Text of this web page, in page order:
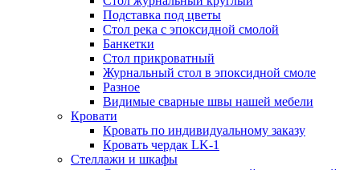
Подставка под цветы
Стол река с эпоксидной смолой
Банкетки
Стол прикроватный
Журнальный стол в эпоксидной смоле
Разное
Видимые сварные швы нашей мебели
Кровати
Кровать по индивидуальному заказу
Кровать чердак LK-1
Стеллажи и шкафы